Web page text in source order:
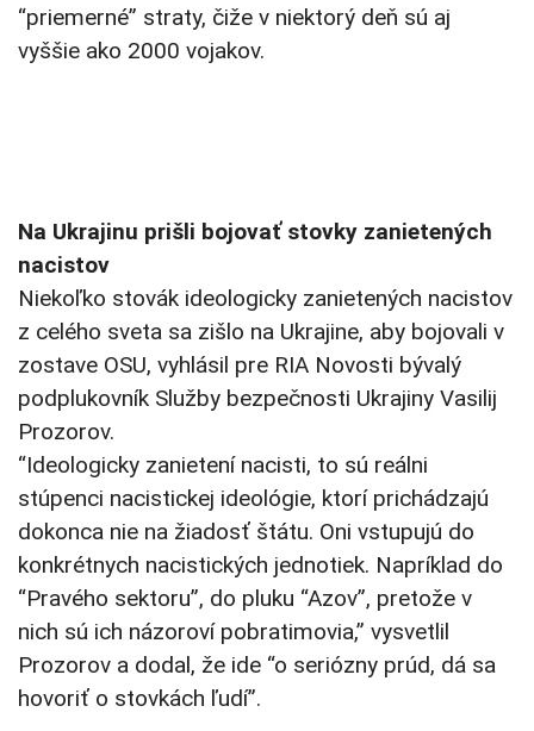
“priemerné” straty, čiže v niektorý deň sú aj
vyššie ako 2000 vojakov.
Na Ukrajinu prišli bojovať stovky zanietených
nacistov
Niekoľko stovák ideologicky zanietených nacistov
z celého sveta sa zišlo na Ukrajine, aby bojovali v
zostave OSU, vyhlásil pre RIA Novosti bývalý
podplukovník Služby bezpečnosti Ukrajiny Vasilij
Prozorov.
“Ideologicky zanietení nacisti, to sú reálni
stúpenci nacistickej ideológie, ktorí prichádzajú
dokonca nie na žiadosť štátu. Oni vstupujú do
konkrétnych nacistických jednotiek. Napríklad do
“Pravého sektoru”, do pluku “Azov”, pretože v
nich sú ich názoroví pobratimovia,” vysvetlil
Prozorov a dodal, že ide “o seriózny prúd, dá sa
hovoriť o stovkách ľudí”.